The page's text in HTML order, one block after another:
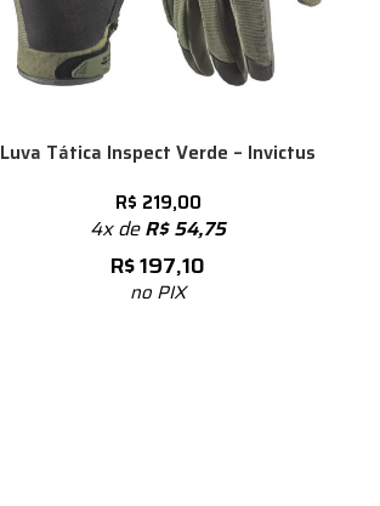
Luva Tática Inspect Verde – Invictus
R$ 219,00
4x deR$54,75
R$197,10
no PIX